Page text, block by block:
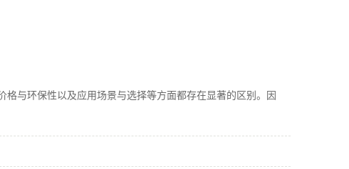
与环保性以及应用场景与选择等方面都存在显著的区别。因